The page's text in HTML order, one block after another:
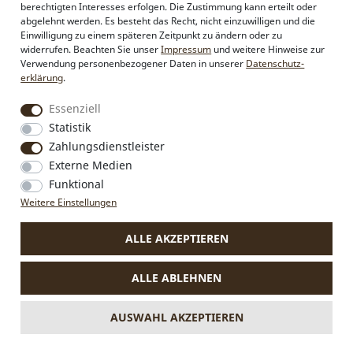
Firmenkunden
Sonderanfertigungen
Pressebereich
Kontakt & Impressum
Social Media
Instagram
Facebook
VERTRAG WIDERRUFEN
Die durchgestrichenen Preise entsprechen dem bisherigen Preis
** Gilt für Lieferungen nach Deutschland. Lieferzeiten für andere
berechtigten Interesses erfolgen. Die Zustimmung kann erteilt oder
abgelehnt werden. Es besteht das Recht, nicht einzuwilligen und die
Einwilligung zu einem späteren Zeitpunkt zu ändern oder zu
widerrufen. Beachten Sie unserImpressum und weitere Hinweise zur
Verwendung personenbezogener Daten in unserer Daten­schutz­
erklärung.
Essenziell
Statistik
Zahlungsdienstleister
Externe Medien
Funktional
Weitere Einstellungen
ALLE AKZEPTIEREN
ALLE ABLEHNEN
AUSWAHL AKZEPTIEREN